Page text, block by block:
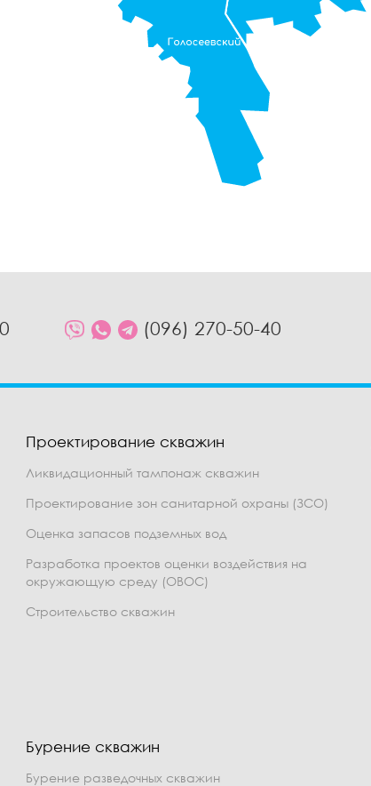
(096) 270-50-40
Проектирование скважин
Ликвидационный тампонаж скважин
Проектирование зон санитарной охраны (ЗСО)
Оценка запасов подземных вод
Разработка проектов оценки воздействия на
окружающую среду (ОВОС)
Строительство скважин
Бурение скважин
Бурение разведочных скважин